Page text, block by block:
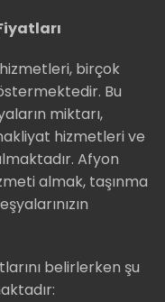
birçok
Bu
miktarı,
hizmetleri ve
Afyon
almak, taşınma
belirlerken şu